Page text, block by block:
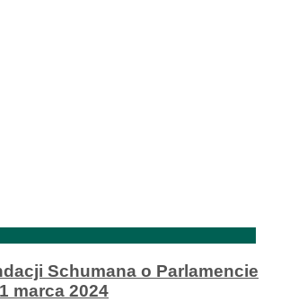
Schumana o Parlamencie
marca 2024